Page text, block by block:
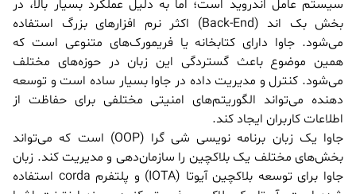
سیستم عامل اندروید است؛ اما به دلیل عملکرد بسیار بالا، در
بخش بک اند (Back-End) اکثر نرم افزارهای بزرگ استفاده
می‌شود. جاوا دارای کتابخانه یا فریمورک‌های متنوعی است که
همین موضوع باعث گستردگی این زبان در حوزه‌های مختلف
می‌شود. کنترل و مدیریت داده در جاوا بسیار ساده است و توسعه
دهنده می‌تواند الگوریتم‌‎های امنیتی مختلفی برای حفاظت از
اطلاعات کاربران ایجاد کند.
جاوا یک زبان برنامه نویسی شی گرا (OOP) است که می‌تواند
بخش‌های مختلف یک بلاکچین را سازمان‌دهی و مدیریت کند. زبان
جاوا برای توسعه بلاکچین آیوتا (IOTA) و پلتفرم corda استفاده